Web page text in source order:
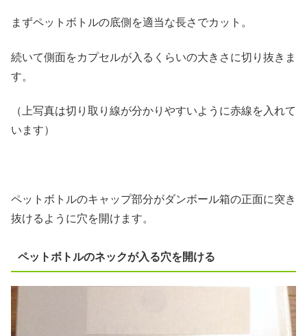
まずペットボトルの底側を適当な長さでカット。
続いて側面をカプセルが入るくらいの大きさに切り抜きま
す。
（上写真は切り取り線が分かりやすいように赤線を入れて
います）
ペットボトルのキャップ部分がダンボール箱の正面に突き
抜けるように穴を開けます。
ペットボトルのネックが入る穴を開ける